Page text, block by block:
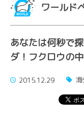
ワールド
あなたは何秒で
ダ！フクロウの
2015.12.29